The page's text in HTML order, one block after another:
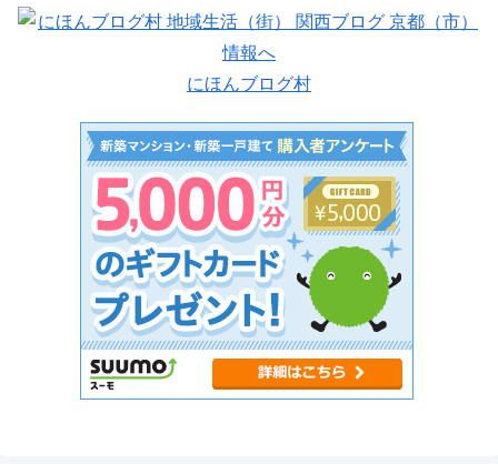
にほんブログ村